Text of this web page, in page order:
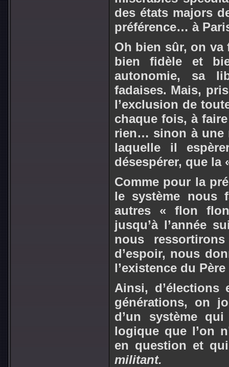
des états majors
préférence… à
Oh bien sûr, on va
bien fidèle et
autonomie, sa
fadaises. Mais,
l’exclusion de
chaque fois, à
rien… sinon à une
laquelle il
désespérer, que la
Comme pour la
le système nous
autres « flon
jusqu’à l’année
nous
d’espoir, nous
l’existence du
Ainsi, d’élections
générations, on
d’un système
logique que l’on
en question et
militant.